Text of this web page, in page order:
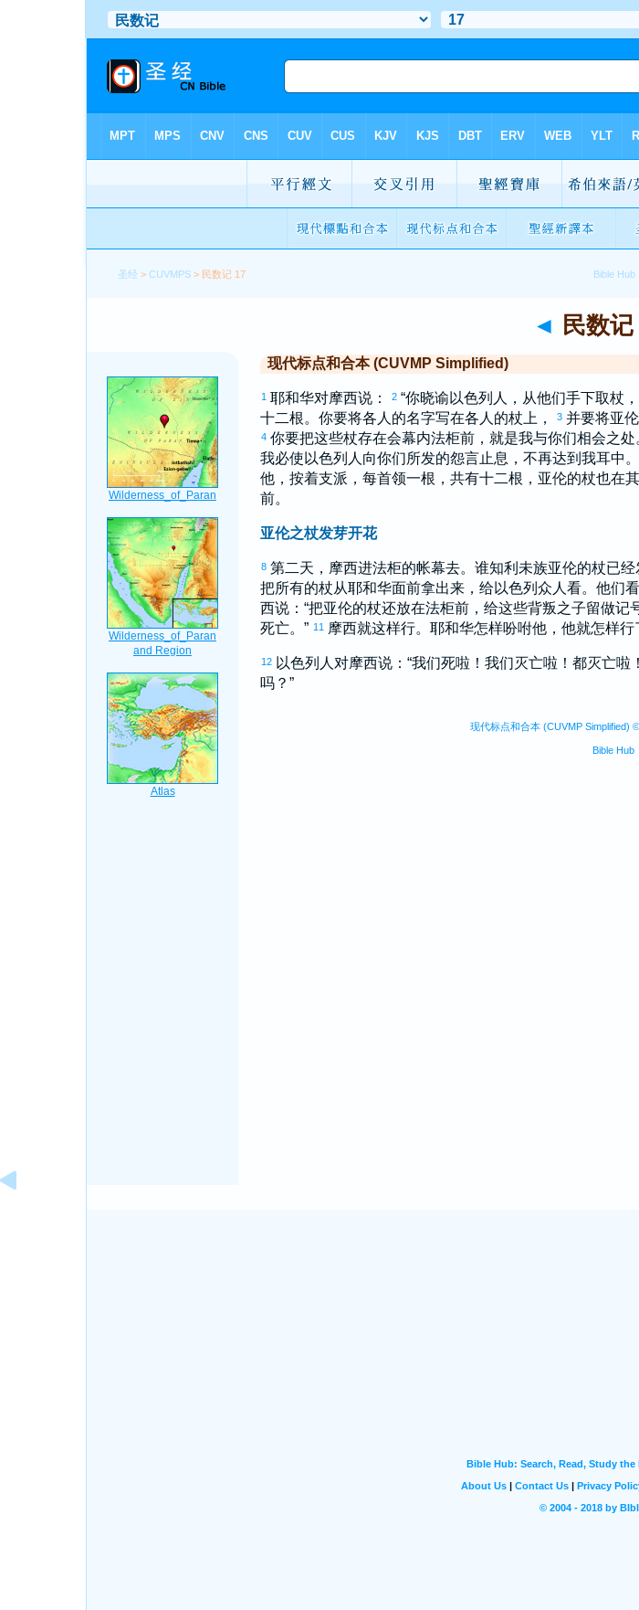
圣经 >CUVMPS > 民数记 17
◄ 民数
现代标点和合本 (CUVMP Simplified)
1 耶和华对摩西说： 2 “你晓谕 以色列 人，从他们手下取杖
十二根。你要将各人的名字写在各人的杖上，
3 并要将亚伦
4 你要把这些杖存在会幕内法柜前，就是我与你们相会之处
我必使 以色列 人向你们所发的怨言止息，不再达到我耳中。
他，按着支派，每首领一根，共有十二根， 亚伦的杖也在
前。
亚伦之杖发芽开花
8 第二天， 摩西进法柜的帐幕去。谁知利未族亚伦的杖已经
把所有的杖从耶和华面前拿出来，给以色列 众人看。他们
西说：“把亚伦的杖还放在法柜前，给这些背叛之子留做记
死亡。” 11 摩西就这样行。耶和华怎样吩咐他，他就怎样行
12 以色列 人对摩西说：“我们死啦！我们灭亡啦！都灭亡啦
吗？”
现代标点和合本 (CUVMP Simplified)
Bible Hub